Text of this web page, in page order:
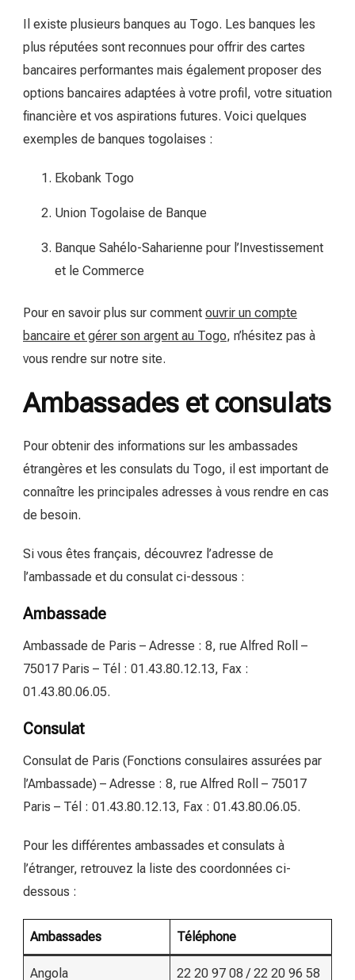
Il existe plusieurs banques au Togo. Les banques les
plus réputées sont reconnues pour offrir des cartes
bancaires performantes mais également proposer des
options bancaires adaptées à votre profil, votre situation
financière et vos aspirations futures. Voici quelques
exemples de banques togolaises :
Ekobank Togo
Union Togolaise de Banque
Banque Sahélo-Saharienne pour l’Investissement
et le Commerce
Pour en savoir plus sur comment ouvrir un compte
bancaire et gérer son argent au Togo, n’hésitez pas à
vous rendre sur notre site.
Ambassades et consulats
Pour obtenir des informations sur les ambassades
étrangères et les consulats du Togo, il est important de
connaître les principales adresses à vous rendre en cas
de besoin.
Si vous êtes français, découvrez l’adresse de
l’ambassade et du consulat ci-dessous :
Ambassade
Ambassade de Paris – Adresse : 8, rue Alfred Roll –
75017 Paris – Tél : 01.43.80.12.13, Fax :
01.43.80.06.05.
Consulat
Consulat de Paris (Fonctions consulaires assurées par
l’Ambassade) – Adresse : 8, rue Alfred Roll – 75017
Paris – Tél : 01.43.80.12.13, Fax : 01.43.80.06.05.
Pour les différentes ambassades et consulats à
l’étranger, retrouvez la liste des coordonnées ci-
dessous :
Ambassades Téléphone
Angola 22 20 97 08 / 22 20 96 58